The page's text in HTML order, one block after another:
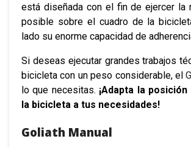
está diseñada con el fin de ejercer la
posible sobre el cuadro de la
lado su enorme capacidad de
Si deseas ejecutar grandes trabajos
bicicleta con un peso considerable, el
lo que necesitas. ¡Adapta la
la bicicleta a tus necesidades!
Goliath Manual